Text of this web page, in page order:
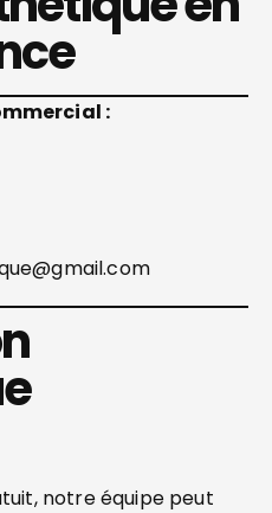
:
notre équipe peut